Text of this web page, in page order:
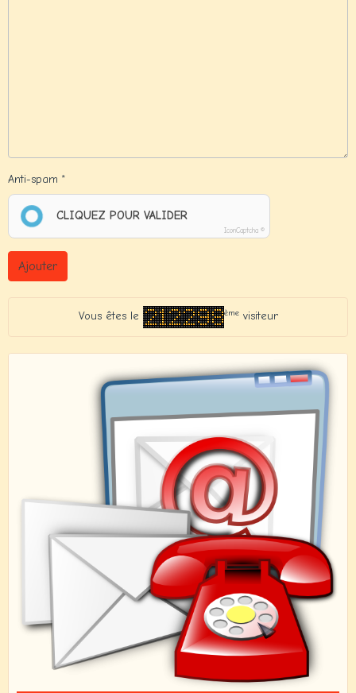
Anti-spam
CLIQUEZ POUR VALIDER
IconCaptcha ©
Ajouter
Vous êtes le èmevisiteur